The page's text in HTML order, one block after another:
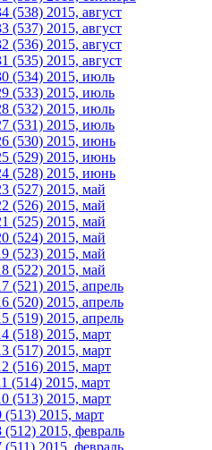
(538) 2015, август
(537) 2015, август
(536) 2015, август
(535) 2015, август
(534) 2015, июль
(533) 2015, июль
(532) 2015, июль
(531) 2015, июль
(530) 2015, июнь
(529) 2015, июнь
(528) 2015, июнь
(527) 2015, май
(526) 2015, май
(525) 2015, май
(524) 2015, май
(523) 2015, май
(522) 2015, май
(521) 2015, апрель
(520) 2015, апрель
(519) 2015, апрель
(518) 2015, март
(517) 2015, март
(516) 2015, март
(514) 2015, март
(513) 2015, март
2015, март
2015, февраль
2015, февраль